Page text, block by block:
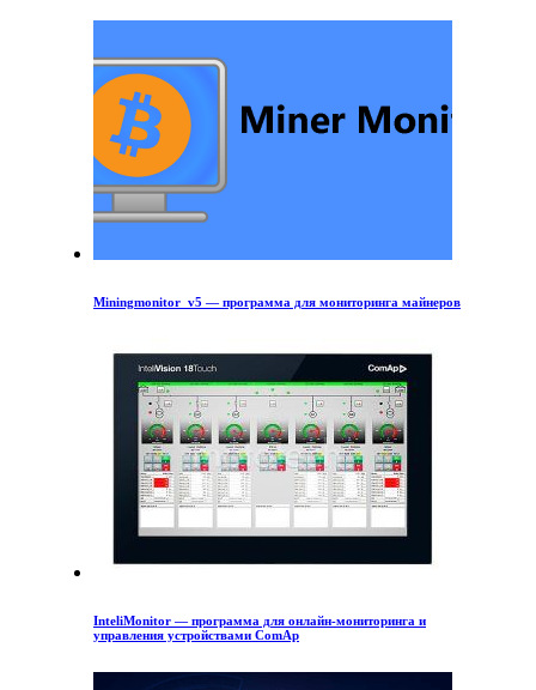
Miningmonitor_v5 — программа для мониторинга майнеров
InteliMonitor — программа для онлайн-мониторинга и
управления устройствами ComAp